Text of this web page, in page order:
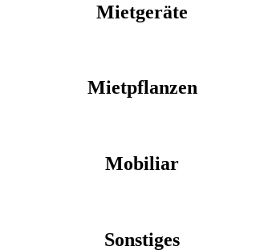
Mietgeräte
Mietpflanzen
Mobiliar
Sonstiges